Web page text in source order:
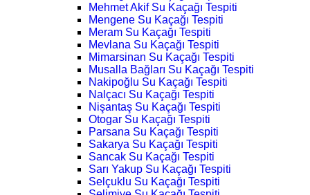
Mehmet Akif Su Kaçağı Tespiti
Mengene Su Kaçağı Tespiti
Meram Su Kaçağı Tespiti
Mevlana Su Kaçağı Tespiti
Mimarsinan Su Kaçağı Tespiti
Musalla Bağları Su Kaçağı Tespiti
Nakipoğlu Su Kaçağı Tespiti
Nalçacı Su Kaçağı Tespiti
Nişantaş Su Kaçağı Tespiti
Otogar Su Kaçağı Tespiti
Parsana Su Kaçağı Tespiti
Sakarya Su Kaçağı Tespiti
Sancak Su Kaçağı Tespiti
Sarı Yakup Su Kaçağı Tespiti
Selçuklu Su Kaçağı Tespiti